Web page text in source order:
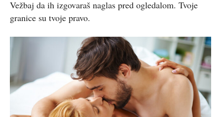
Vežbaj da ih izgovaraš naglas pred ogledalom. Tvoje
granice su tvoje pravo.